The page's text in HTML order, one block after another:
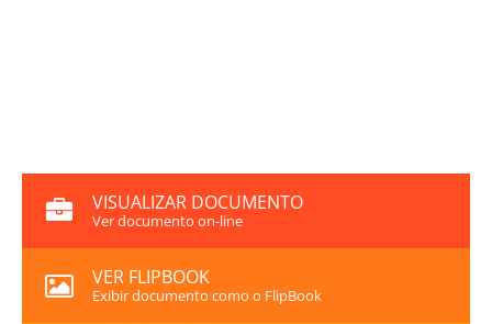
VISUALIZAR DOCUMENTO
Ver documento on-line
VER FLIPBOOK
Exibir documento como o FlipBook